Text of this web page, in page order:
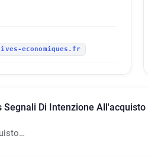
economiques.fr
Di Intenzione All'acquisto